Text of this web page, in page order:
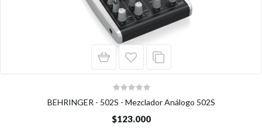
BEHRINGER - 502S - Mezclador Análogo 502S
$123.000